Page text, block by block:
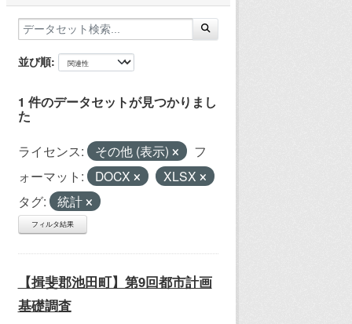
並び順
1 件のデータセットが見つかりまし
た
ライセンス: その他 (表示)
フ
ォーマット:
DOCX
XLSX
タグ:
統計
フィルタ結果
【揖斐郡池田町】第9回都市計画
基礎調査